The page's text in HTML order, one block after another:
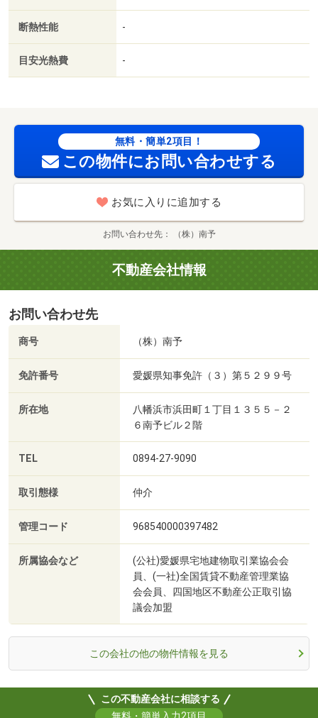
断熱性能 -
目安光熱費 -
無料・簡単2項目！
この物件にお問い合わせする
お気に入りに追加する
お問い合わせ先 （株）南予
不動産会社情報
お問い合わせ先
商号 （株）南予
免許番号 愛媛県知事免許（３）第５２９９号
所在地
八幡浜市浜田町１丁目１３５５－２
６南予ビル２階
TEL 0894-27-9090
取引態様 仲介
管理コード 968540000397482
所属協会など
(公社)愛媛県宅地建物取引業協会会
員、(一社)全国賃貸不動産管理業協
会会員、四国地区不動産公正取引協
議会加盟
この会社の他の物件情報を見る
この不動産会社に相談する